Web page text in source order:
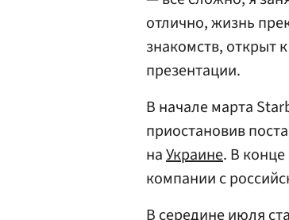
отлично, жизнь
знакомств, открыт
презентации.
В начале марта
приостановив
наУкраине. В
компании с
В середине июля